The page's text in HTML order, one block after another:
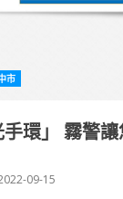
市
環」 霧警讓
09-15